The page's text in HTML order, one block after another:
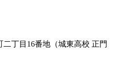
二丁目16番地（城東高校 正門